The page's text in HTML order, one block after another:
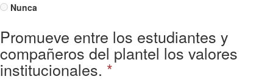
Nunca
Promueve entre los estudiantes y
compañeros del plantel los valores
institucionales. *